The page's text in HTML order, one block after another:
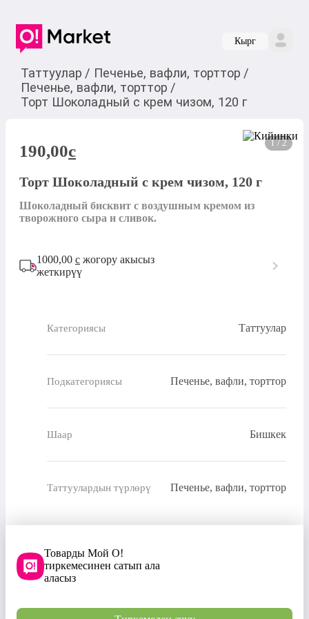
Кырг
Таттуулар / Печенье, вафли, торттор /
Печенье, вафли, торттор /
Торт Шоколадный с крем чизом, 120 г
1 / 2
190,00c
Торт Шоколадный с крем чизом, 120 г
Шоколадный бисквит с воздушным кремом из
творожного сыра и сливок.
1000,00 с жогору акысыз
жеткирүү
Категориясы Таттуулар
Подкатегориясы Печенье, вафли, торттор
Шаар Бишкек
Таттуулардын түрлөрү Печенье, вафли, торттор
Товарды Мой О!
тиркемесинен сатып ала
аласыз